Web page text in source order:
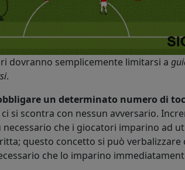
dovranno semplicemente limitarsi a
.
un determinato numero di
si scontra con nessun avversario.
che i giocatori imparino ad
questo concetto si può verbalizzare
che lo imparino